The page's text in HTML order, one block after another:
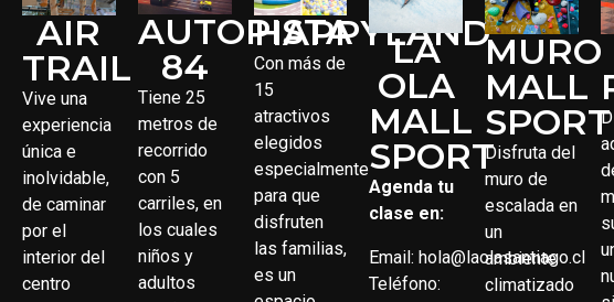
AIR
TRAIL
Vive una
experiencia
única e
inolvidable,
de caminar
por el
interior del
centro
AUTOPISTA
84
Tiene 25
metros de
recorrido
con 5
carriles, en
los cuales
niños y
adultos
HAPPYLAND
Con más de
15
atractivos
elegidos
especialmente
para que
disfruten
las familias,
es un
LA
OLA
MALL
SPORT
Agenda tu
clase en:
Email: hola@laolasantiago.cl
Teléfono:
MURO
MALL
SPORT
Disfruta del
muro de
escalada en
un
ambiente
climatizado